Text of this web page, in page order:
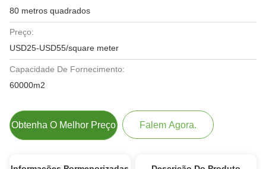
80 metros quadrados
Preço:
USD25-USD55/square meter
Capacidade De Fornecimento:
60000m2
Obtenha O Melhor Preço Falem Agora.